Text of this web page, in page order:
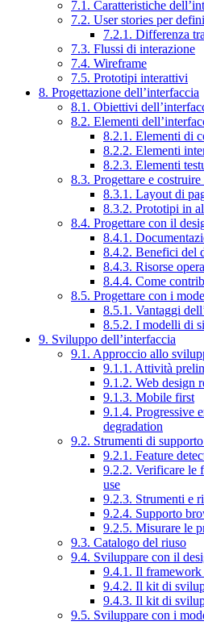
7.1. Caratteristiche
7.2. User stories per
7.2.1. Differenza
7.3. Flussi di interazione
7.4. Wireframe
7.5. Prototipi interattivi
8. Progettazione dell’interfaccia
8.1. Obiettivi
8.2. Elementi
8.2.1. Elementi di
8.2.2. Elementi
8.2.3. Elementi
8.3. Progettare e
8.3.1. Layout di
8.3.2. Prototipi in
8.4. Progettare con il
8.4.1.
8.4.2. Benefici del
8.4.3. Risorse
8.4.4. Come
8.5. Progettare con i
8.5.1. Vantaggi
8.5.2. I modelli di
9. Sviluppo dell’interfaccia
9.1. Approccio allo
9.1.1. Attività
9.1.2. Web design
9.1.3. Mobile first
9.1.4. Progressive
degradation
9.2. Strumenti di
9.2.1. Feature
9.2.2. Verificare le
use
9.2.3. Strumenti e
9.2.4. Supporto
9.2.5. Misurare le
9.3. Catalogo del riuso
9.4. Sviluppare con il
9.4.1. Il framework
9.4.2. Il kit di
9.4.3. Il kit di
9.5. Sviluppare con i